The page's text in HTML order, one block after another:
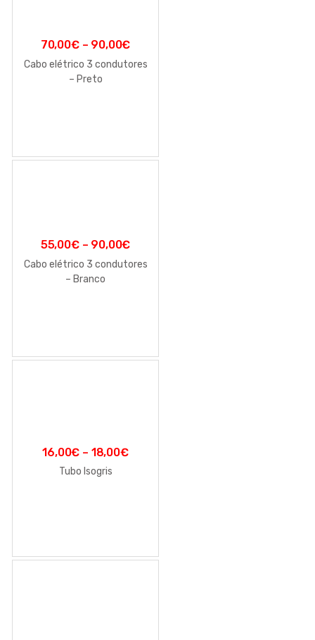
70,00€– 90,00€
Cabo elétrico 3 condutores
– Preto
55,00€– 90,00€
Cabo elétrico 3 condutores
– Branco
16,00€ – 18,00€
Tubo Isogris